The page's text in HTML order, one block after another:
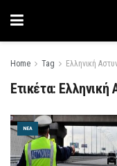
Home Tag Ελληνική
Ετικέτα: Ελληνική
ΝΈΑ